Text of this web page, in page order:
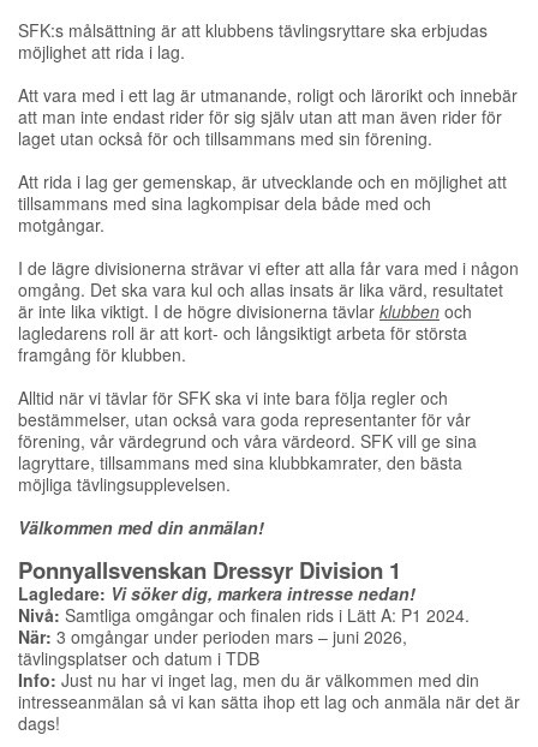
SFK:s målsättning är att klubbens tävlingsryttare ska erbjudas
möjlighet att rida i lag.
Att vara med i ett lag är utmanande, roligt och lärorikt och innebär
att man inte endast rider för sig själv utan att man även rider för
laget utan också för och tillsammans med sin förening.
Att rida i lag ger gemenskap, är utvecklande och en möjlighet att
tillsammans med sina lagkompisar dela både med och
motgångar.
I de lägre divisionerna strävar vi efter att alla får vara med i någon
omgång. Det ska vara kul och allas insats är lika värd, resultatet
är inte lika viktigt. I de högre divisionerna tävlar klubben och
lagledarens roll är att kort- och långsiktigt arbeta för största
framgång för klubben.
Alltid när vi tävlar för SFK ska vi inte bara följa regler och
bestämmelser, utan också vara goda representanter för vår
förening, vår värdegrund och våra värdeord. SFK vill ge sina
lagryttare, tillsammans med sina klubbkamrater, den bästa
möjliga tävlingsupplevelsen.
Välkommen med din anmälan!
Ponnyallsvenskan Dressyr Division 1
Lagledare: Vi söker dig, markera intresse nedan!
Nivå: Samtliga omgångar och finalen rids i Lätt A: P1 2024.
När: 3 omgångar under perioden mars – juni 2026,
tävlingsplatser och datum i TDB
Info: Just nu har vi inget lag, men du är välkommen med din
intresseanmälan så vi kan sätta ihop ett lag och anmäla när det är
dags!